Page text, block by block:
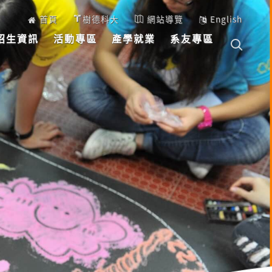
首頁 樹德科大 網站導覽 English
生資訊 活動專區 產學就業 系友專區